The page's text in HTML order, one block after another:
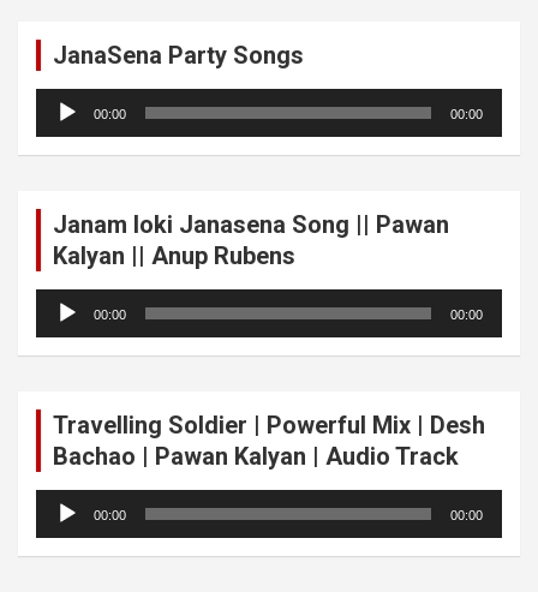
JanaSena Party Songs
Audio
Player
00:00 00:00
Janam loki Janasena Song || Pawan
Kalyan || Anup Rubens
Audio
Player
00:00 00:00
Travelling Soldier | Powerful Mix | Desh
Bachao | Pawan Kalyan | Audio Track
Audio
Player
00:00 00:00